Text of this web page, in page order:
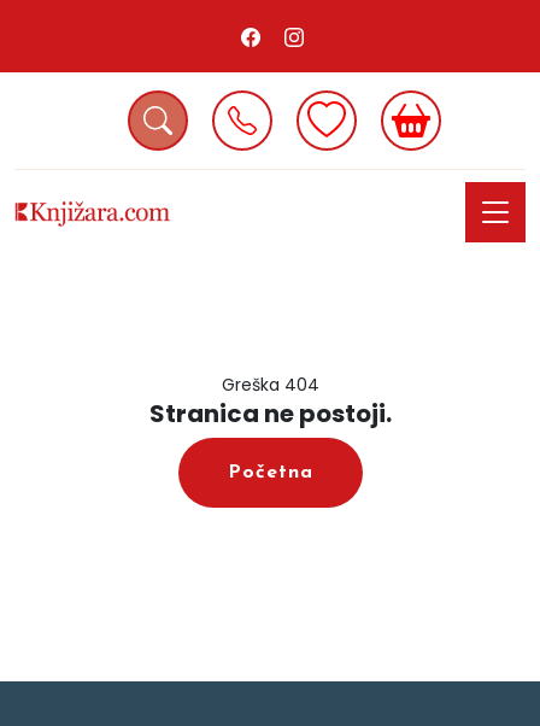
Greška 404
Stranica ne postoji.
Početna